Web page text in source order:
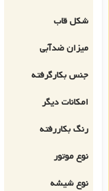
شکل قاب
میزان ضدآبی
جنس بکارگرفته
امکانات دیگر
رنگ بکاررفته
نوع موتور
نوع شیشه